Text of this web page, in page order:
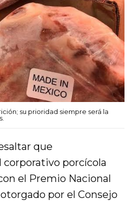
su prioridad siempre será la
que
porcícola
el Premio Nacional
por el Consejo